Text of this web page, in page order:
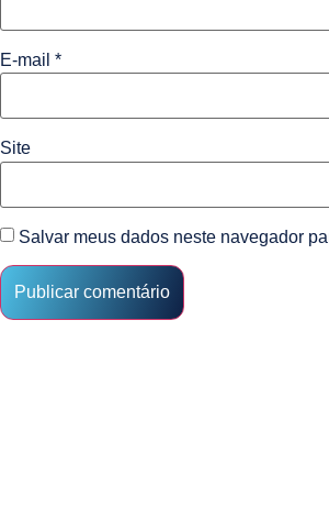
E-mail *
Site
Salvar meus dados neste navegador